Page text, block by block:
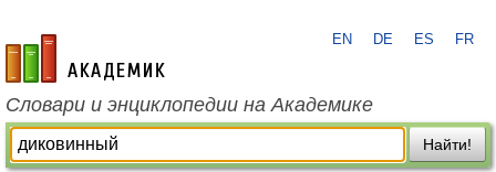
academic.ru
EN DE ES FR
Словари и энциклопедии на Академике
Найти!